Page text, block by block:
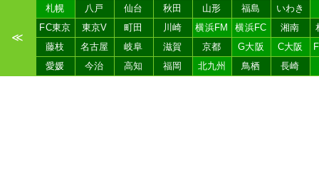
≪
札幌 八戸 仙台 秋田 山形 福島
いわき
FC東京
東京V 町田 川崎 横浜FM 横浜FC 湘南
藤枝
名古屋 岐阜 滋賀 京都 G大阪 C大阪
愛媛
今治 高知 福岡 北九州 鳥栖 長崎